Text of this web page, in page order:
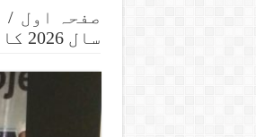
صفحہ اول /
سال 2026 کا آغاز